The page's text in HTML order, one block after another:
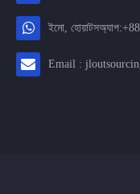
ইমো,
Email :